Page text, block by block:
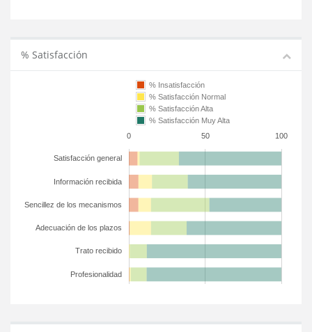
% Satisfacción
0 50 100
Satisfacción general
Información recibida
Sencillez de los mecanismos
Adecuación de los plazos
Trato recibido
Profesionalidad
% Insatisfacción
% Satisfacción Normal
% Satisfacción Alta
% Satisfacción Muy Alta